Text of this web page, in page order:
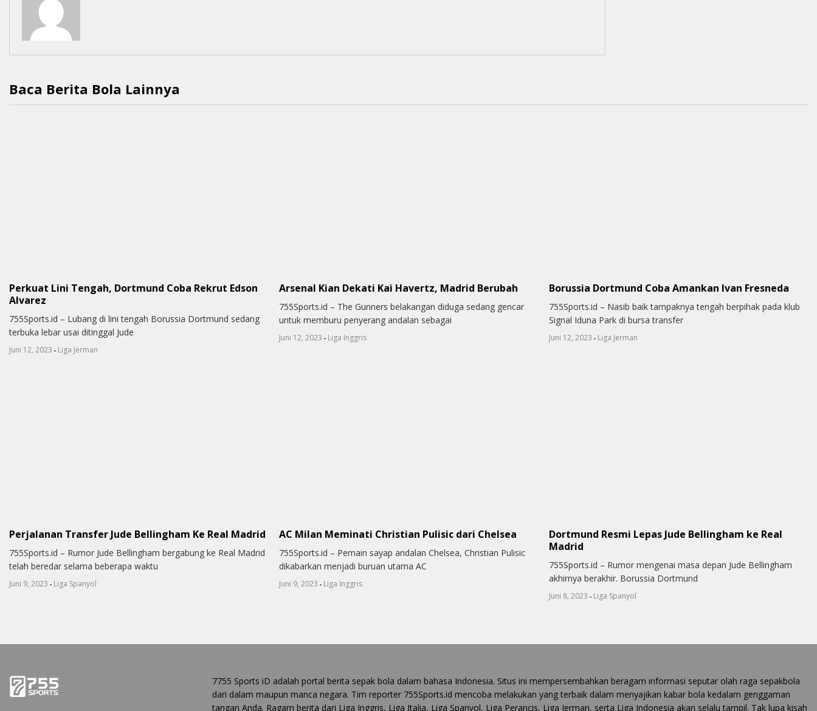
Baca Berita Bola Lainnya
Perkuat Lini Tengah, Dortmund Coba Rekrut Edson
Alvarez
755Sports.id – Lubang di lini tengah Borussia Dortmund sedang
terbuka lebar usai ditinggal Jude
Juni 12, 2023 - Liga Jerman
Arsenal Kian Dekati Kai Havertz, Madrid Berubah
755Sports.id – The Gunners belakangan diduga sedang gencar
untuk memburu penyerang andalan sebagai
Juni 12, 2023 - Liga Inggris
Borussia Dortmund Coba Amankan Ivan Fresneda
755Sports.id – Nasib baik tampaknya tengah berpihak pada klub
Signal Iduna Park di bursa transfer
Juni 12, 2023 - Liga Jerman
Perjalanan Transfer Jude Bellingham Ke Real Madrid
755Sports.id – Rumor Jude Bellingham bergabung ke Real Madrid
telah beredar selama beberapa waktu
Juni 9, 2023 - Liga Spanyol
AC Milan Meminati Christian Pulisic dari Chelsea
755Sports.id – Pemain sayap andalan Chelsea, Christian Pulisic
dikabarkan menjadi buruan utama AC
Juni 9, 2023 - Liga Inggris
Dortmund Resmi Lepas Jude Bellingham ke Real
Madrid
755Sports.id – Rumor mengenai masa depan Jude Bellingham
akhirnya berakhir. Borussia Dortmund
Juni 8, 2023 - Liga Spanyol
7755 Sports iD adalah portal berita sepak bola dalam bahasa Indonesia. Situs ini mempersembahkan beragam informasi seputar olah raga sepakbola
dari dalam maupun manca negara. Tim reporter 755Sports.id mencoba melakukan yang terbaik dalam menyajikan kabar bola kedalam genggaman
tangan Anda. Ragam berita dari Liga Inggris, Liga Italia, Liga Spanyol, Liga Perancis, Liga Jerman, serta Liga Indonesia akan selalu tampil. Tak lupa kisah